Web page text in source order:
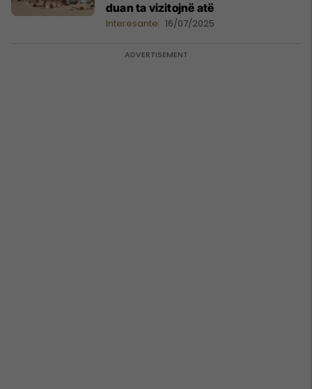
duan ta vizitojnë atë
Interesante 16/07/2025